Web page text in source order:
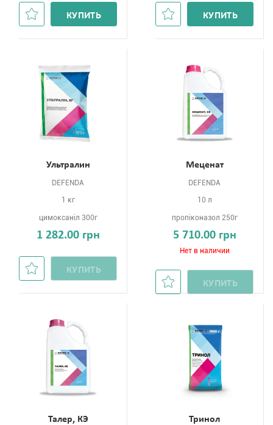
КУПИТЬ КУПИТЬ
Ультралин
DEFENDA
1 кг
цимоксаніл 300г
1 282.00 грн
КУПИТЬ
Меценат
DEFENDA
10 л
пропіконазол 250г
5 710.00 грн
Нет в наличии
КУПИТЬ
Талер, КЭ Тринол